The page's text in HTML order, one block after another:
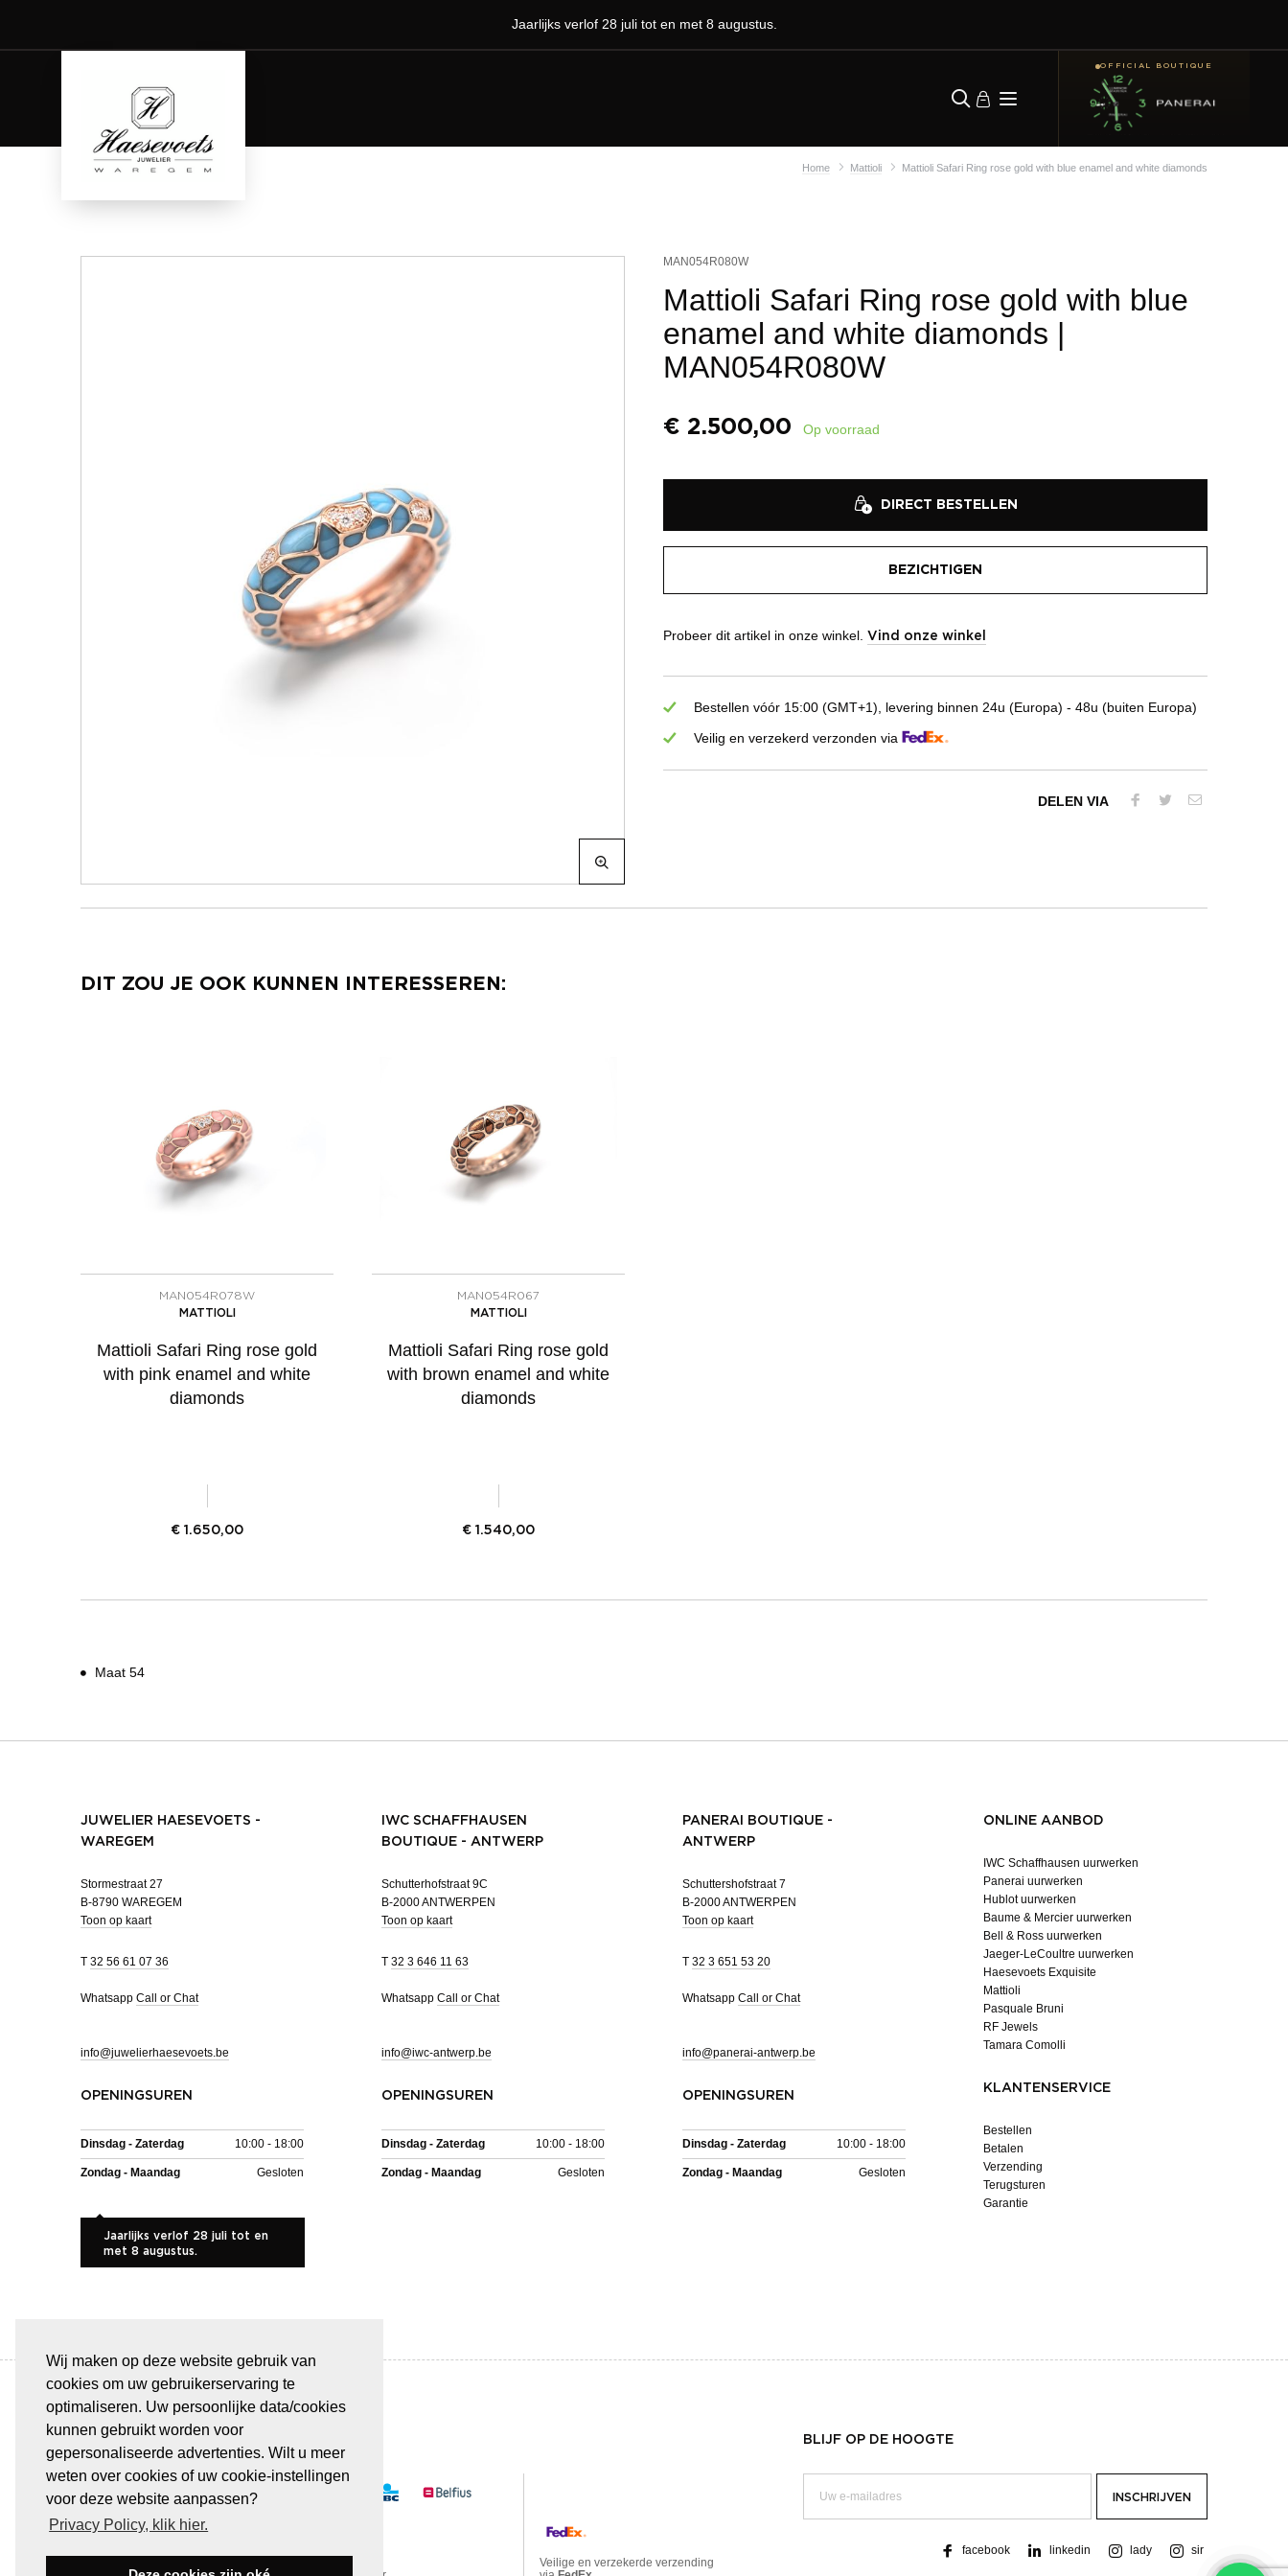
Wij maken op deze website gebruik van
cookies om uw gebruikerservaring te
optimaliseren. Uw persoonlijke data/cookies
kunnen gebruikt worden voor
gepersonaliseerde advertenties. Wilt u meer
weten over cookies of uw cookie-instellingen
voor deze website aanpassen?
Privacy Policy, klik hier.
Jaarlijks verlof 28 juli tot en met 8 augustus.
OFFICIAL BOUTIQUE
Home Mattioli Mattioli Safari Ring rose gold with blue enamel and white diamonds
MAN054R080W
Mattioli Safari Ring rose gold with blue
enamel and white diamonds |
MAN054R080W
€ 2.500,00 Op voorraad
DIRECT BESTELLEN
BEZICHTIGEN
Probeer dit artikel in onze winkel. Vind onze winkel
Bestellen vóór 15:00 (GMT+1), levering binnen 24u (Europa) - 48u (buiten Europa)
Veilig en verzekerd verzonden via
DELEN VIA
DIT ZOU JE OOK KUNNEN INTERESSEREN:
MAN054R078W
MATTIOLI
Mattioli Safari Ring rose gold
with pink enamel and white
diamonds
€ 1.650,00
MAN054R067
MATTIOLI
Mattioli Safari Ring rose gold
with brown enamel and white
diamonds
€ 1.540,00
Maat 54
JUWELIER HAESEVOETS -
WAREGEM
Stormestraat 27
B-8790 WAREGEM
Toon op kaart
T 32 56 61 07 36
Whatsapp Call or Chat
info@juwelierhaesevoets.be
OPENINGSUREN
Dinsdag - Zaterdag 10:00 - 18:00
Zondag - Maandag Gesloten
Jaarlijks verlof 28 juli tot en
met 8 augustus.
IWC SCHAFFHAUSEN
BOUTIQUE - ANTWERP
Schutterhofstraat 9C
B-2000 ANTWERPEN
Toon op kaart
T 32 3 646 11 63
Whatsapp Call or Chat
info@iwc-antwerp.be
OPENINGSUREN
Dinsdag - Zaterdag 10:00 - 18:00
Zondag - Maandag Gesloten
PANERAI BOUTIQUE -
ANTWERP
Schuttershofstraat 7
B-2000 ANTWERPEN
Toon op kaart
T 32 3 651 53 20
Whatsapp Call or Chat
info@panerai-antwerp.be
OPENINGSUREN
Dinsdag - Zaterdag 10:00 - 18:00
Zondag - Maandag Gesloten
ONLINE AANBOD
IWC Schaffhausen uurwerken
Panerai uurwerken
Hublot uurwerken
Baume & Mercier uurwerken
Bell & Ross uurwerken
Jaeger-LeCoultre uurwerken
Haesevoets Exquisite
Mattioli
Pasquale Bruni
RF Jewels
Tamara Comolli
KLANTENSERVICE
Bestellen
Betalen
Verzending
Terugsturen
Garantie
BETAAL VEILIG & GEMAKKELIJK
Veilige en verzekerde verzending
BLIJF OP DE HOOGTE
facebook linkedin lady sir